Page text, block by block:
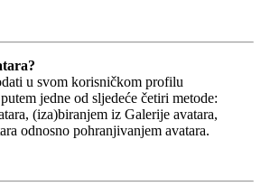
u svom korisničkom profilu
putem jedne od sljedeće četiri metode:
(iza)biranjem iz Galerije avatara,
odnosno pohranjivanjem avatara.